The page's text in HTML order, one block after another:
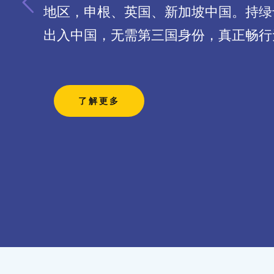
地区，申根、英国、新加坡中国。持
出入中国，无需第三国身份，真正畅
了解更多